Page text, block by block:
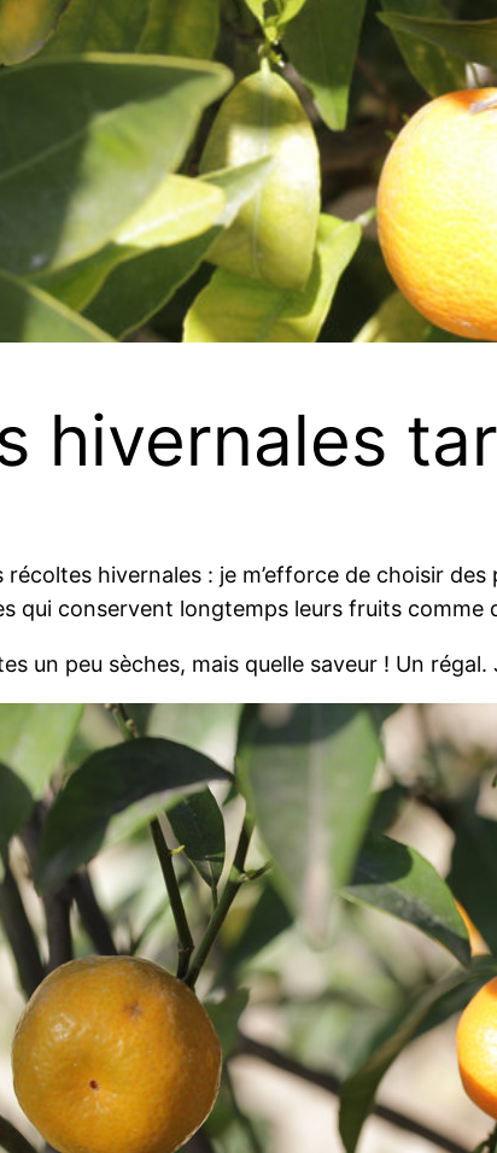
hivernales
hivernales : je m’efforce de choisir
qui conservent longtemps leurs fruits comme
un peu sèches, mais quelle saveur ! Un